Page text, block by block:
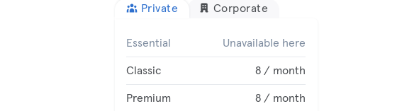
Private Corporate
Essential Unavailable here
Classic 8 / month
Premium 8 / month